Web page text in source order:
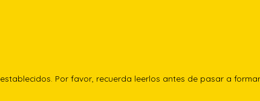
establecidos. Por favor, recuerda leerlos antes de pasar a